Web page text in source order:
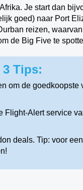
Je start dan
goed) naar Port
reizen,
de Big Five te
Tips:
om de goedkoopste
Flight-Alert service
deals. Tip: voor